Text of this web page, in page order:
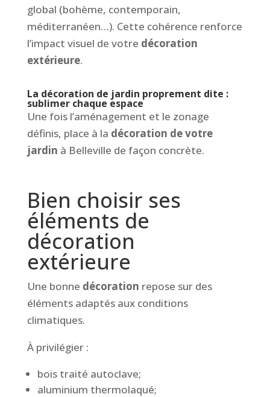
global (bohème, contemporain,
méditerranéen…). Cette cohérence renforce
l’impact visuel de votre décoration
extérieure.
La décoration de jardin proprement dite :
sublimer chaque espace
Une fois l’aménagement et le zonage
définis, place à la décoration de votre
jardin à Belleville de façon concrète.
Bien choisir ses
éléments de
décoration
extérieure
Une bonne décoration repose sur des
éléments adaptés aux conditions
climatiques.
À privilégier :
bois traité autoclave;
aluminium thermolaqué;